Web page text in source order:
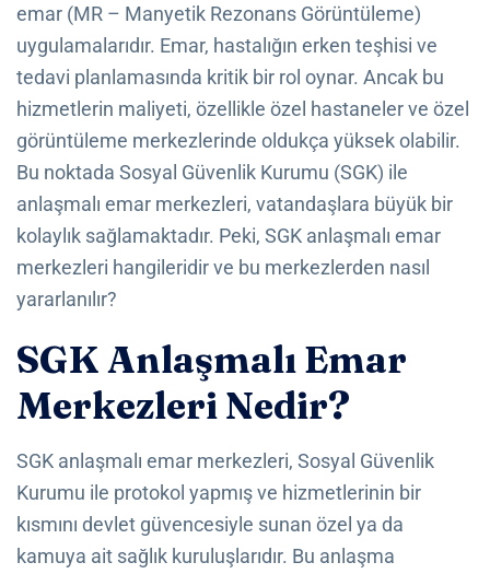
emar (MR – Manyetik Rezonans Görüntüleme)
uygulamalarıdır. Emar, hastalığın erken teşhisi ve
tedavi planlamasında kritik bir rol oynar. Ancak bu
hizmetlerin maliyeti, özellikle özel hastaneler ve özel
görüntüleme merkezlerinde oldukça yüksek olabilir.
Bu noktada Sosyal Güvenlik Kurumu (SGK) ile
anlaşmalı emar merkezleri, vatandaşlara büyük bir
kolaylık sağlamaktadır. Peki, SGK anlaşmalı emar
merkezleri hangileridir ve bu merkezlerden nasıl
yararlanılır?
SGK Anlaşmalı Emar
Merkezleri Nedir?
SGK anlaşmalı emar merkezleri, Sosyal Güvenlik
Kurumu ile protokol yapmış ve hizmetlerinin bir
kısmını devlet güvencesiyle sunan özel ya da
kamuya ait sağlık kuruluşlarıdır. Bu anlaşma